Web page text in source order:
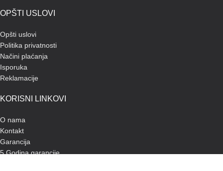
OPŠTI USLOVI
Opšti uslovi
Politika privatnosti
Načini plaćanja
Isporuka
Reklamacije
KORISNI LINKOVI
O nama
Kontakt
Garancija
5 Godina garancije